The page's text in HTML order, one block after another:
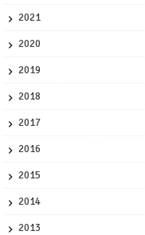
2021
2020
2019
2018
2017
2016
2015
2014
2013